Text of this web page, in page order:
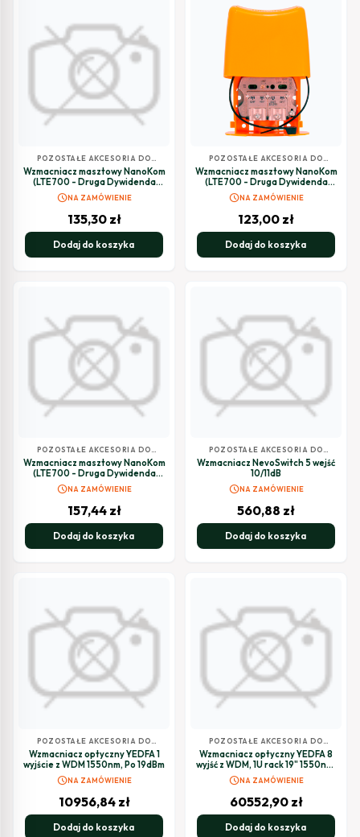
POZOSTAŁE AKCESORIA DO
TELEWIZJI SATELITARNEJ
Wzmacniacz masztowy NanoKom
(LTE700 - Druga Dywidenda
Cyfrowa) 3 wejścia: BIII/UHF-
FMmix-IFmix
scheduleNA ZAMÓWIENIE
135,30 zł
Dodaj do koszyka
POZOSTAŁE AKCESORIA DO
TELEWIZJI SATELITARNEJ
Wzmacniacz masztowy NanoKom
(LTE700 - Druga Dywidenda
Cyfrowa) 3 wejścia: UHF-UHF-
VHFmix
scheduleNA ZAMÓWIENIE
123,00 zł
Dodaj do koszyka
POZOSTAŁE AKCESORIA DO
TELEWIZJI SATELITARNEJ
Wzmacniacz masztowy NanoKom
(LTE700 - Druga Dywidenda
Cyfrowa) 3 wejścia: UHF-VHFmix-
IFmix
scheduleNA ZAMÓWIENIE
157,44 zł
Dodaj do koszyka
POZOSTAŁE AKCESORIA DO
TELEWIZJI SATELITARNEJ
Wzmacniacz NevoSwitch 5 wejść
10/11dB
scheduleNA ZAMÓWIENIE
560,88 zł
Dodaj do koszyka
POZOSTAŁE AKCESORIA DO
TELEWIZJI SATELITARNEJ
Wzmacniacz optyczny YEDFA 1
wyjście z WDM 1550nm, Po 19dBm
scheduleNA ZAMÓWIENIE
10956,84 zł
Dodaj do koszyka
POZOSTAŁE AKCESORIA DO
TELEWIZJI SATELITARNEJ
Wzmacniacz optyczny YEDFA 8
wyjść z WDM, 1U rack 19" 1550nm,
Po 20dBm
scheduleNA ZAMÓWIENIE
60552,90 zł
Dodaj do koszyka